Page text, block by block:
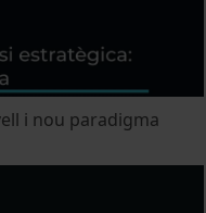
i nou paradigma